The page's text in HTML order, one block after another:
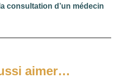
consultation d’un médecin
aimer…